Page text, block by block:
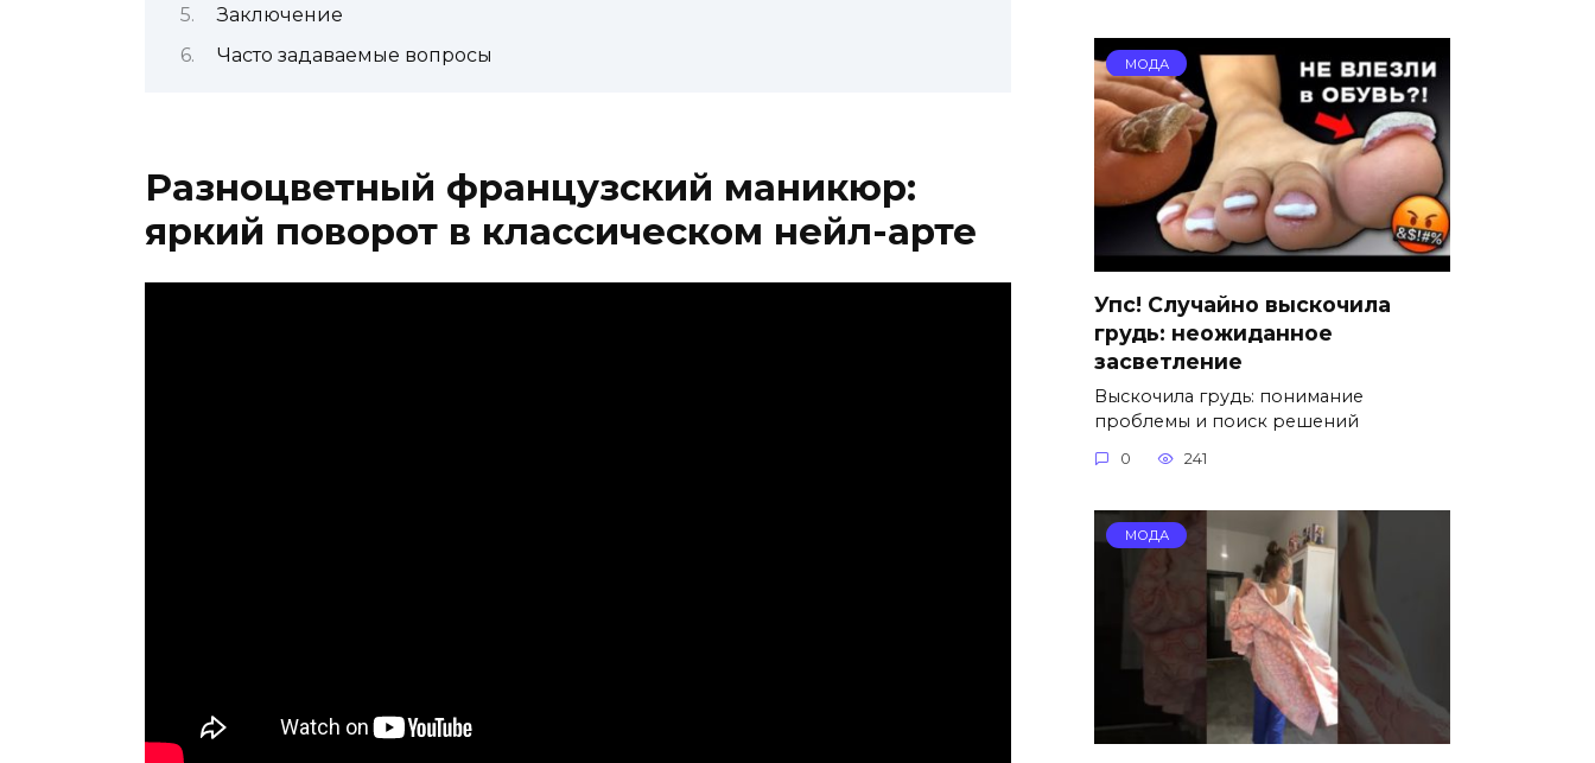
Заключение
Часто задаваемые вопросы
Разноцветный французский маникюр:
яркий поворот в классическом нейл-арте
МОДА
Упс! Случайно выскочила
грудь: неожиданное
засветление
Выскочила грудь: понимание
проблемы и поиск решений
0 241
МОДА